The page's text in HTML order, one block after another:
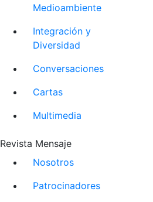
Medioambiente
Integración y
Diversidad
Conversaciones
Cartas
Multimedia
Revista Mensaje
Nosotros
Patrocinadores